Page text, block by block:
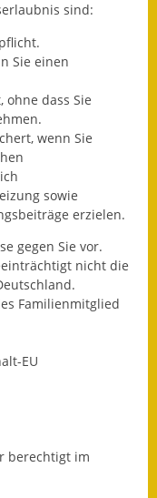
im
2015
2016
2018
2020
sind:
Sie einen
dass Sie
wenn Sie
sowie
erzielen.
gegen Sie vor.
nicht die
Familienmitglied
EU
berechtigt im